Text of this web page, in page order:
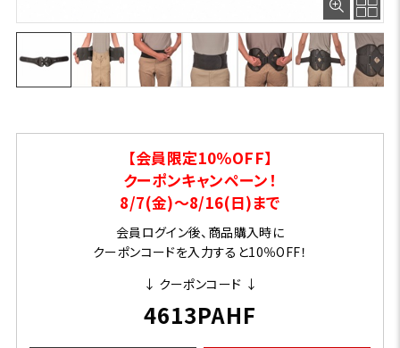
【会員限定10％OFF】
クーポンキャンペーン！
8/7(金)～8/16(日)まで
会員ログイン後、商品購入時に
クーポンコードを入力すると10％OFF！
↓ クーポンコード ↓
4613PAHF